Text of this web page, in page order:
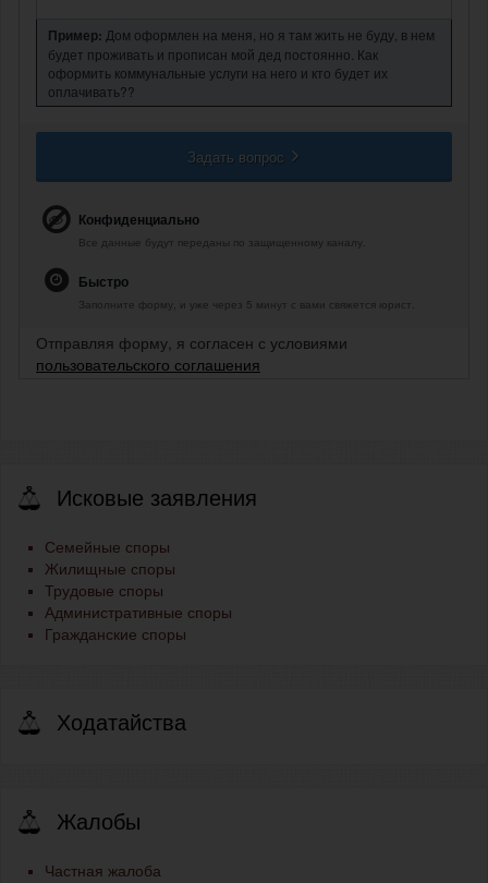
Пример: Дом оформлен на меня, но я там жить не буду, в нем
будет проживать и прописан мой дед постоянно. Как
оформить коммунальные услуги на него и кто будет их
оплачивать??
Задать вопрос
Конфиденциально
Все данные будут переданы по защищенному каналу.
Быстро
Заполните форму, и уже через 5 минут с вами свяжется юрист.
Отправляя форму, я согласен с условиями
пользовательского соглашения
Исковые заявления
Семейные споры
Жилищные споры
Трудовые споры
Административные споры
Гражданские споры
Ходатайства
Жалобы
Частная жалоба